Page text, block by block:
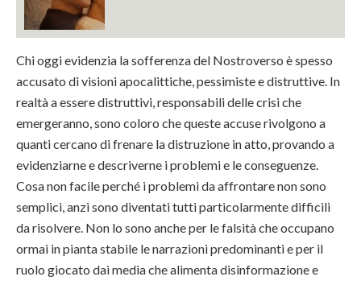
Chi oggi evidenzia la sofferenza del Nostroverso è spesso
accusato di visioni apocalittiche, pessimiste e distruttive. In
realtà a essere distruttivi, responsabili delle crisi che
emergeranno, sono coloro che queste accuse rivolgono a
quanti cercano di frenare la distruzione in atto, provando a
evidenziarne e descriverne i problemi e le conseguenze.
Cosa non facile perché i problemi da affrontare non sono
semplici, anzi sono diventati tutti particolarmente difficili
da risolvere. Non lo sono anche per le falsità che occupano
ormai in pianta stabile le narrazioni predominanti e per il
ruolo giocato dai media che alimenta disinformazione e